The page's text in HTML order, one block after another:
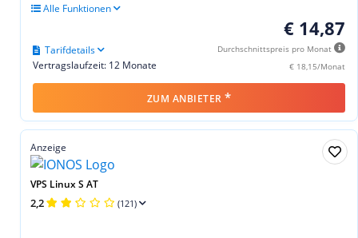
Alle Funktionen
€ 14,87
Durchschnittspreis pro Monat
€ 18,15/Monat
Vertragslaufzeit: 12 Monate
Tarifdetails
ZUM ANBIETER *
Anzeige
VPS Linux S AT
2,2 (121)